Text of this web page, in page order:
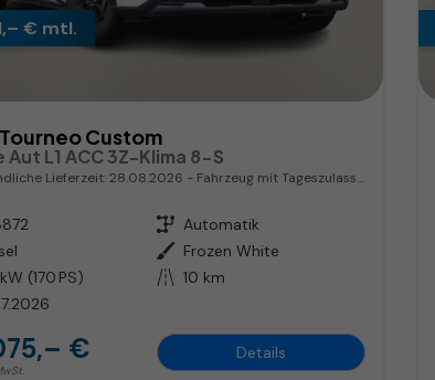
€ mtl.
Custom
Aut L1 ACC 3Z-Klima 8-S
Lieferzeit:28.08.2026 Fahrzeug mit Tageszulassung
Getriebe Automatik
Außenfarbe Frozen White
(170 PS) Kilometerstand 10 km
€ Details